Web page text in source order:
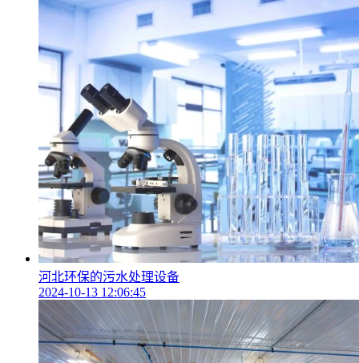
河北环保的污水处理设备
2024-10-13 12:06:45